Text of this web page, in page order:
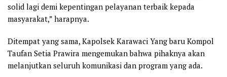
solid lagi demi kepentingan pelayanan terbaik kepada
masyarakat,” harapnya.
Ditempat yang sama, Kapolsek Karawaci Yang baru Kompol
Taufan Setia Prawira mengemukan bahwa pihaknya akan
melanjutkan seluruh komunikasi dan program yang ada.